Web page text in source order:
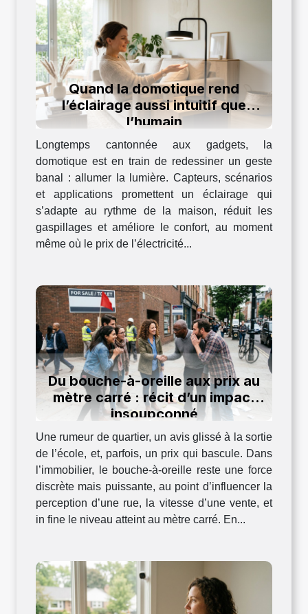
Quand la domotique rend
l’éclairage aussi intuitif que
l’humain
Longtemps cantonnée aux gadgets, la
domotique est en train de redessiner un geste
banal : allumer la lumière. Capteurs, scénarios
et applications promettent un éclairage qui
s’adapte au rythme de la maison, réduit les
gaspillages et améliore le confort, au moment
même où le prix de l’électricité...
Du bouche-à-oreille aux prix au
mètre carré : récit d’un impact
insoupçonné
Une rumeur de quartier, un avis glissé à la sortie
de l’école, et, parfois, un prix qui bascule. Dans
l’immobilier, le bouche-à-oreille reste une force
discrète mais puissante, au point d’influencer la
perception d’une rue, la vitesse d’une vente, et
in fine le niveau atteint au mètre carré. En...